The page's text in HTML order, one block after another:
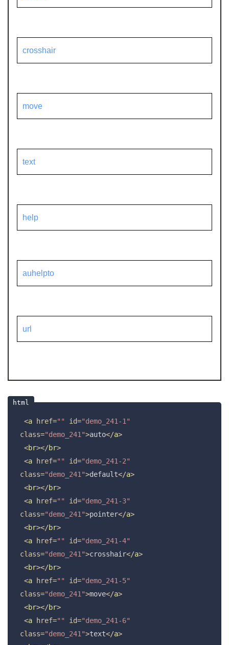
crosshair
move
text
help
auhelpto
url
<a href="" id="demo_241-1"
class="demo_241">auto</a>
<br></br>
<a href="" id="demo_241-2"
class="demo_241">default</a>
<br></br>
<a href="" id="demo_241-3"
class="demo_241">pointer</a>
<br></br>
<a href="" id="demo_241-4"
class="demo_241">crosshair</a>
<br></br>
<a href="" id="demo_241-5"
class="demo_241">move</a>
<br></br>
<a href="" id="demo_241-6"
class="demo_241">text</a>